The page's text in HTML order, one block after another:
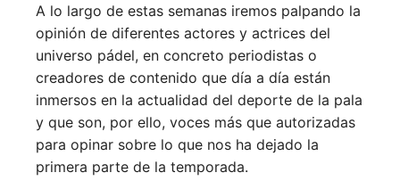
A lo largo de estas semanas iremos palpando la
opinión de diferentes actores y actrices del
universo pádel, en concreto periodistas o
creadores de contenido que día a día están
inmersos en la actualidad del deporte de la pala
y que son, por ello, voces más que autorizadas
para opinar sobre lo que nos ha dejado la
primera parte de la temporada.